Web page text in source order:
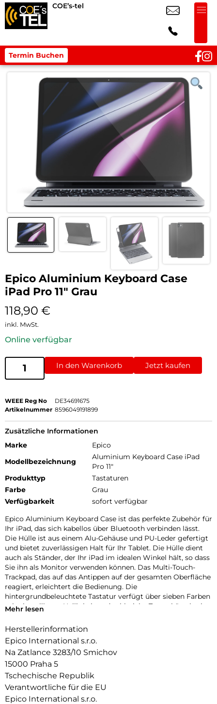
COE’s-tel
Termin Buchen
Epico Aluminium Keyboard Case
iPad Pro 11″ Grau
118,90 €
inkl. MwSt.
Online verfügbar
In den Warenkorb Jetzt kaufen
WEEE Reg No
DE34691675
Artikelnummer 8596049191899
Zusätzliche Informationen
Marke
Epico
Modellbezeichnung
Aluminium Keyboard Case iPad
Pro 11"
Produkttyp
Tastaturen
Farbe
Grau
Verfügbarkeit
sofort verfügbar
Epico Aluminium Keyboard Case ist das perfekte Zubehör für
Ihr iPad, das sich kabellos über Bluetooth verbinden lässt.
Die Hülle ist aus einem Alu-Gehäuse und PU-Leder gefertigt
und bietet zuverlässigen Halt für Ihr Tablet. Die Hülle dient
auch als Ständer, der Ihr iPad im idealen Winkel hält, so dass
Sie ihn als Monitor verwenden können. Das Multi-Touch-
Trackpad, das auf das Antippen auf der gesamten Oberfläche
reagiert, erleichtert die Bedienung. Die
hintergrundbeleuchtete Tastatur verfügt über sieben Farben
mit einstellbarer Helligkeit und zahlreiche Tastenkürzel, wie
lange Akkulaufzeit (bis zu 3 Monate im Standby-Modus) und
USB-C auf USB-C-Kabel.
Mehr lesen
Herstellerinformation
Epico International s.r.o.
Na Zatlance 3283/10 Smichov
15000 Praha 5
Tschechische Republik
Verantwortliche für die EU
Epico International s.r.o.